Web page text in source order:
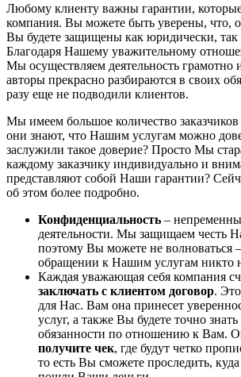
Любому клиенту важны гарантии, которые
компания. Вы можете быть уверены, что,
Вы будете защищены как юридически, так
Благодаря Нашему уважительному
Мы осуществляем деятельность
авторы прекрасно разбираются в своих
разу еще не подводили клиентов.
Мы имеем большое количество
они знают, что Нашим услугам можно
заслужили такое доверие? Просто Мы
каждому заказчику индивидуально и
представляют собой Наши гарантии?
об этом более подробно.
Конфиденциальность –
деятельности. Мы защищаем честь
поэтому Вы можете не волноваться
обращении к Нашим услугам никто
Каждая уважающая себя компания
заключать с клиентом договор.
для Нас. Вам она принесет
услуг, а также Вы будете точно
обязанности по отношению к Вам.
получите чек, где будут четко
то есть Вы сможете проследить,